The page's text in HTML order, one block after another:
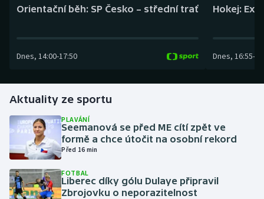
Gymnastika
Házená
Jezdectví
Judo
Orientační běh: SP Česko – střední trať
Dnes, 14:00-17:50
Hokej:
Dnes, 16:55-
Aktuality ze sportu
PLAVÁNÍ
Seemanová se před ME cítí zpět ve
formě a chce útočit na osobní rekord
Před 16 min
FOTBAL
Liberec díky gólu Dulaye připravil
Zbrojovku o neporazitelnost